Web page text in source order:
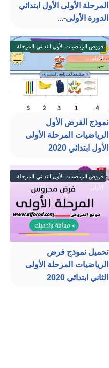
المرحلة الأولى الأول ابتدائي
الدورة الأولى-...
فروض الرياضيات الأول ابتدائي المرحلة
الأولى
نموذج الفرض الأول
الرياضيات المرحلة الأولى
الأول ابتدائي 2020
فروض الرياضيات الأول ابتدائي المرحلة
الأولى
تحميل نموذج فرض
الرياضيات المرحلة الأولى
الثاني ابتدائي 2020